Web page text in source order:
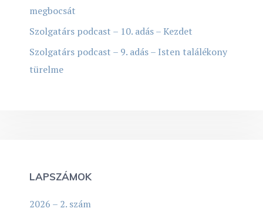
megbocsát
Szolgatárs podcast – 10. adás – Kezdet
Szolgatárs podcast – 9. adás – Isten találékony
türelme
LAPSZÁMOK
2026 – 2. szám